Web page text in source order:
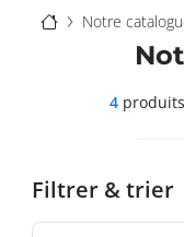
Fil
d'Ariane
Notre
Filtrer & trier
4